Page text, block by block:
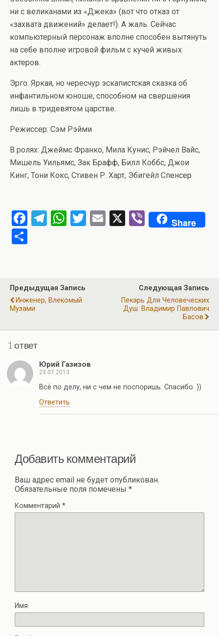
ни с великанами из «Джека» (вот что отказ от
«захвата движений» делает!). А жаль. Сейчас
компьютерный персонаж вполне способен вытянуть
на себе вполне игровой фильм с кучей живых
актеров.
Эрго. Яркая, но чересчур эскапистская сказка об
инфантильном юноше, способном на свершения
лишь в тридевятом царстве.
Режиссер: Сэм Рэйми
В ролях: Джеймс Франко, Мила Кунис, Рэйчел Вайс,
Мишель Уильямс, Зак Брафф, Билл Коббс, Джои
Кинг, Тони Кокс, Стивен Р. Харт, Эбигейл Спенсер
F
o
o
k
T
a
m
W
A
p
T
E
X
Vi
b
Share
р
а
в
и
ть
Предыдущая Запись
Инженер, Влекомый
Музами
Следующая Запись
Пекарь Для Человеческих
Душ. Владимир Павлович
Басов
1 ответ
Юрий Газизов
23.07.2013
Всё по делу, ни с чем не поспоришь. Спасибо. ))
Ответить
Добавить комментарий
Ваш адрес email не будет опубликован.
Обязательные поля помечены *
Комментарий *
Имя